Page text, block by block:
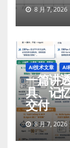
8 月 7, 2026
AI技术文章 AI
一篇讲
具、记
交付
8 月 7, 2026